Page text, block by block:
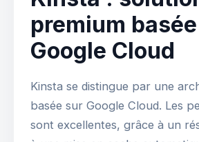
premium
Google Cloud
Kinsta se distingue par une
basée sur Google Cloud. Les
sont excellentes, grâce à un